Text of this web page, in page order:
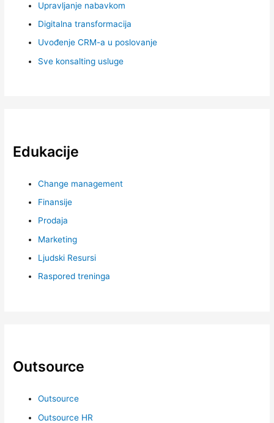
Upravljanje nabavkom
Digitalna transformacija
Uvođenje CRM-a u poslovanje
Sve konsalting usluge
Edukacije
Change management
Finansije
Prodaja
Marketing
Ljudski Resursi
Raspored treninga
Outsource
Outsource
Outsource HR